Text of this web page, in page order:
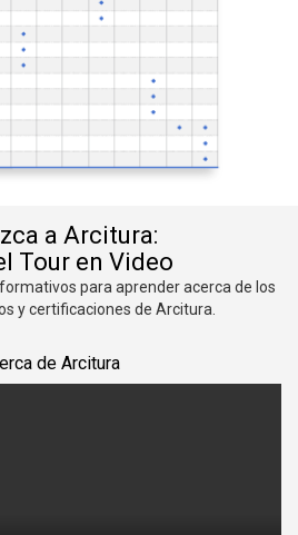
a Arcitura:
Tour en Video
para aprender acerca de los
y certificaciones de Arcitura.
de Arcitura